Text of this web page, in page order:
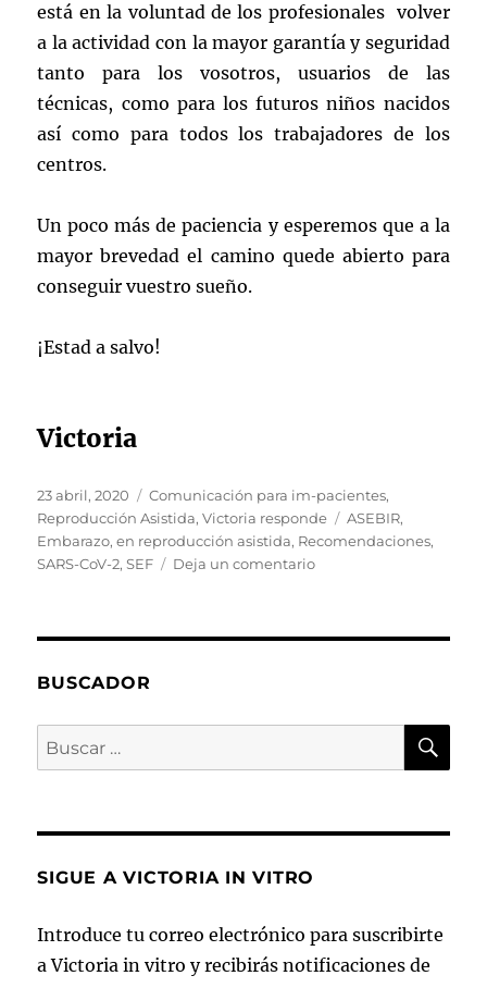
está en la voluntad de los profesionales volver
a la actividad con la mayor garantía y seguridad
tanto para los vosotros, usuarios de las
técnicas, como para los futuros niños nacidos
así como para todos los trabajadores de los
centros.
Un poco más de paciencia y esperemos que a la
mayor brevedad el camino quede abierto para
conseguir vuestro sueño.
¡Estad a salvo!
Victoria
Publicado
el
23 abril, 2020 Categorías
Comunicación para im-pacientes,
Reproducción Asistida,Victoria responde Etiquetas
ASEBIR,
Embarazo,en reproducción asistida, Recomendaciones,
SARS-CoV-2,SEF Deja un comentarioen
del
CoV-
BUSCADOR
Buscar
por:
SIGUE A VICTORIA IN VITRO
Introduce tu correo electrónico para suscribirte
a Victoria in vitro y recibirás notificaciones de